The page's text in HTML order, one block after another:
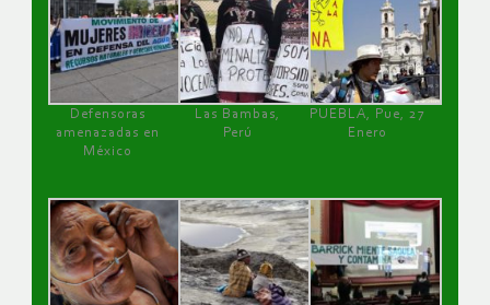
Defensoras
amenazadas en
México
Las Bambas,
Perú
PUEBLA, Pue, 27
Enero